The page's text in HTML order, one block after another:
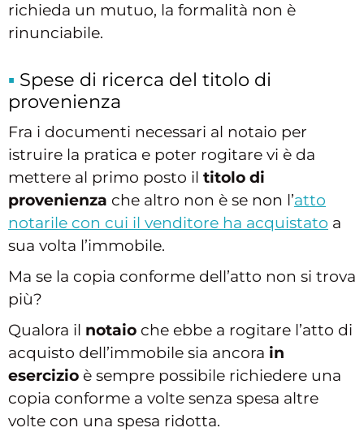
richieda un mutuo, la formalità non è
rinunciabile.
Spese di ricerca del titolo di
provenienza
Fra i documenti necessari al notaio per
istruire la pratica e poter rogitare vi è da
mettere al primo posto il titolo di
provenienza che altro non è se non l’atto
notarile con cui il venditore ha acquistato a
sua volta l’immobile.
Ma se la copia conforme dell’atto non si trova
più?
Qualora il notaio che ebbe a rogitare l’atto di
acquisto dell’immobile sia ancora in
esercizio è sempre possibile richiedere una
copia conforme a volte senza spesa altre
volte con una spesa ridotta.